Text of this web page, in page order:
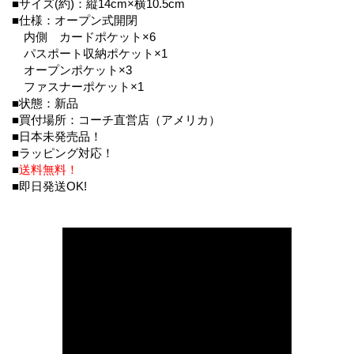
■サイズ(約)：縦14cm×横10.5cm
■仕様：オープン式開閉
内側 カードポケット×6
パスポート収納ポケット×1
オープンポケット×3
ファスナーポケット×1
■状態：新品
■買付場所：コーチ直営店（アメリカ）
■日本未発売品！
■ラッピング対応！
■送料無料！
■即日発送OK!